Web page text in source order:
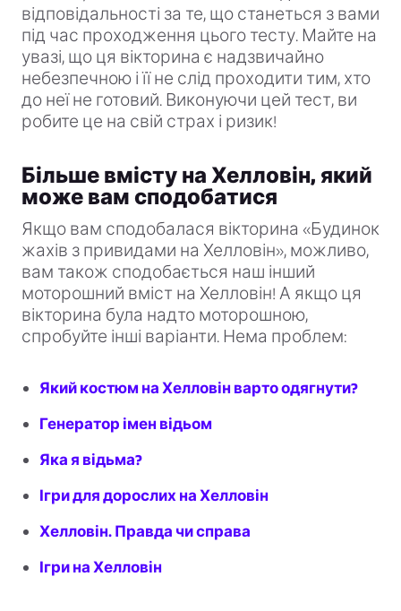
відповідальності за те, що станеться з вами
під час проходження цього тесту. Майте на
увазі, що ця вікторина є надзвичайно
небезпечною і її не слід проходити тим, хто
до неї не готовий. Виконуючи цей тест, ви
робите це на свій страх і ризик!
Більше вмісту на Хелловін, який
може вам сподобатися
Якщо вам сподобалася вікторина «Будинок
жахів з привидами на Хелловін», можливо,
вам також сподобається наш інший
моторошний вміст на Хелловін! А якщо ця
вікторина була надто моторошною,
спробуйте інші варіанти. Нема проблем:
Який костюм на Хелловін варто одягнути?
Генератор імен відьом
Яка я відьма?
Ігри для дорослих на Хелловін
Хелловін. Правда чи справа
Ігри на Хелловін